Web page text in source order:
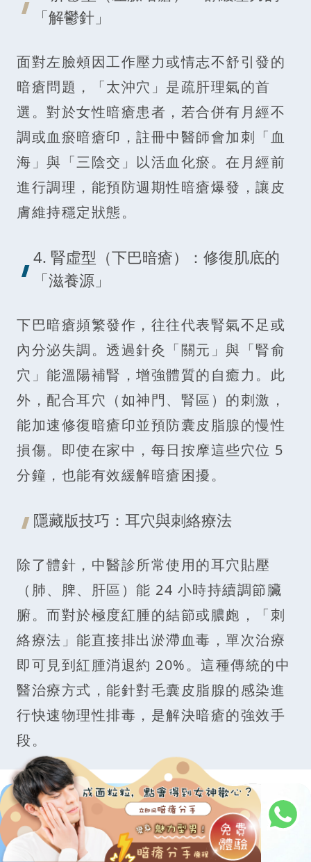
「解鬱針」
面對左臉頰因工作壓力或情志不舒引發的
暗瘡問題，「太沖穴」是疏肝理氣的首
選。對於女性暗瘡患者，若合併有月經不
調或血瘀暗瘡印，註冊中醫師會加刺「血
海」與「三陰交」以活血化瘀。在月經前
進行調理，能預防週期性暗瘡爆發，讓皮
膚維持穩定狀態。
4. 腎虛型（下巴暗瘡）：修復肌底的
「滋養源」
下巴暗瘡頻繁發作，往往代表腎氣不足或
內分泌失調。透過針灸「關元」與「腎俞
穴」能溫陽補腎，增強體質的自癒力。此
外，配合耳穴（如神門、腎區）的刺激，
能加速修復暗瘡印並預防囊皮脂腺的慢性
損傷。即使在家中，每日按摩這些穴位 5
分鐘，也能有效緩解暗瘡困擾。
隱藏版技巧：耳穴與刺絡療法
除了體針，中醫診所常使用的耳穴貼壓
（肺、脾、肝區）能 24 小時持續調節臟
腑。而對於極度紅腫的結節或膿皰，「刺
絡療法」能直接排出淤滯血毒，單次治療
即可見到紅腫消退約 20%。這種傳統的中
醫治療方式，能針對毛囊皮脂腺的感染進
行快速物理性排毒，是解決暗瘡的強效手
段。